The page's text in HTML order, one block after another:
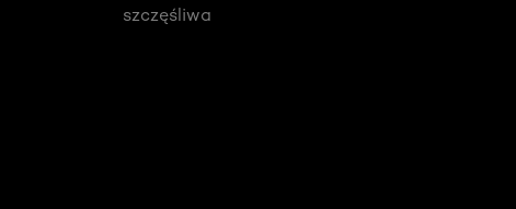
szczęśliwa